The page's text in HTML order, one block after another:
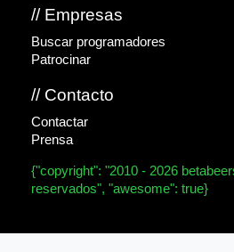
// Empresas
Buscar programadores
Patrocinar
// Contacto
Contactar
Prensa
{"copyright": "2010 - 2026
reservados", "awesome": true}